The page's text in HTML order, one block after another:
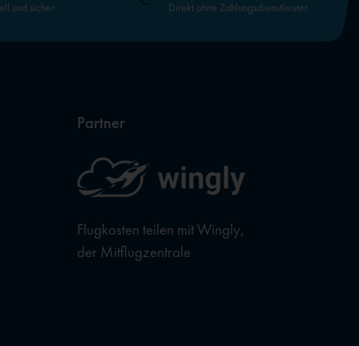
und sicher Direkt ohne Zahlungsdienstleister
Partner
Flugkosten teilen mit Wingly,
der Mitflugzentrale